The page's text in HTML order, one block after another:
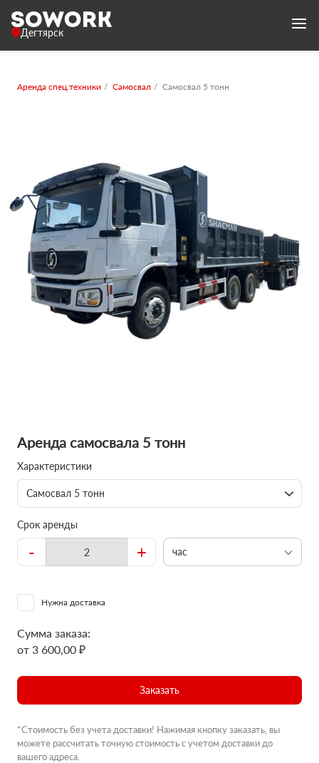
Дегтярск
Аренда спец.техники Самосвал Самосвал 5 тонн
Аренда самосвала 5 тонн
Характеристики
Самосвал 5 тонн
Срок аренды
- + час
Нужна доставка
Сумма заказа:
от 3 600,00 ₽
Заказать
*Стоимость без учета доставки! Нажимая кнопку заказать, вы
можете рассчитать точную стоимость с учетом доставки до
вашего адреса.